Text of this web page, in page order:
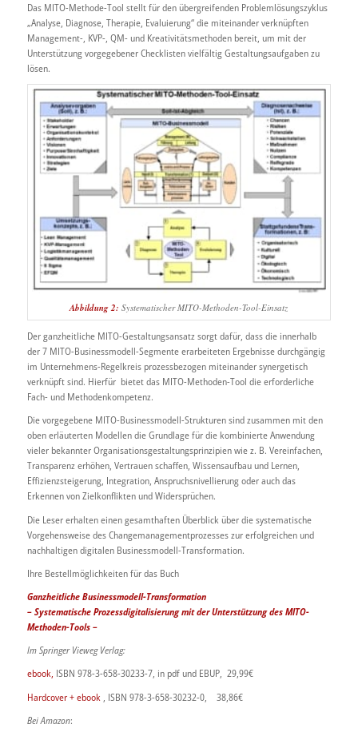
Das MITO-Methode-Tool stellt für den übergreifenden Problemlösungszyklus
„Analyse, Diagnose, Therapie, Evaluierung“ die miteinander verknüpften
Management-, KVP-, QM- und Kreativitätsmethoden bereit, um mit der
Unterstützung vorgegebener Checklisten vielfältig Gestaltungsaufgaben zu
lösen.
Abbildung 2: Systematischer MITO-Methoden-Tool-Einsatz
Der ganzheitliche MITO-Gestaltungsansatz sorgt dafür, dass die innerhalb
der 7 MITO-Businessmodell-Segmente erarbeiteten Ergebnisse durchgängig
im Unternehmens-Regelkreis prozessbezogen miteinander synergetisch
verknüpft sind. Hierfür bietet das MITO-Methoden-Tool die erforderliche
Fach- und Methodenkompetenz.
Die vorgegebene MITO-Businessmodell-Strukturen sind zusammen mit den
oben erläuterten Modellen die Grundlage für die kombinierte Anwendung
vieler bekannter Organisationsgestaltungsprinzipien wie z. B. Vereinfachen,
Transparenz erhöhen, Vertrauen schaffen, Wissensaufbau und Lernen,
Effizienzsteigerung, Integration, Anspruchsnivellierung oder auch das
Erkennen von Zielkonflikten und Widersprüchen.
Die Leser erhalten einen gesamthaften Überblick über die systematische
Vorgehensweise des Changemanagementprozesses zur erfolgreichen und
nachhaltigen digitalen Businessmodell-Transformation.
Ihre Bestellmöglichkeiten für das Buch
Ganzheitliche Businessmodell-Transformation
–Systematische Prozessdigitalisierungmit der Unterstützung des MITO-
Methoden-Tools–
Im Springer Vieweg Verlag:
ebook, ISBN 978-3-658-30233-7, in pdf und EBUP, 29,99€
Hardcover + ebook , ISBN 978-3-658-30232-0, 38,86€
Bei Amazon: